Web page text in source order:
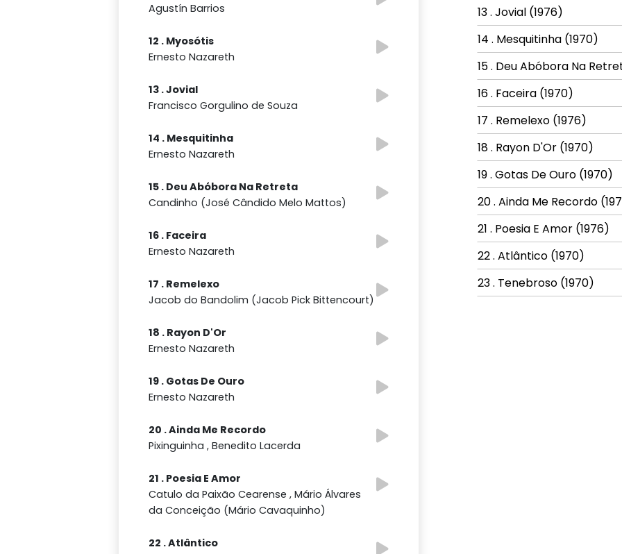
Agustín Barrios
12 . Myosótis
Ernesto Nazareth
13 . Jovial
Francisco Gorgulino de Souza
14 . Mesquitinha
Ernesto Nazareth
15 . Deu Abóbora Na Retreta
Candinho (José Cândido Melo Mattos)
16 . Faceira
Ernesto Nazareth
17 . Remelexo
Jacob do Bandolim (Jacob Pick Bittencourt)
18 . Rayon D'Or
Ernesto Nazareth
19 . Gotas De Ouro
Ernesto Nazareth
20 . Ainda Me Recordo
Pixinguinha , Benedito Lacerda
21 . Poesia E Amor
Catulo da Paixão Cearense , Mário Álvares
da Conceição (Mário Cavaquinho)
22 . Atlântico
13 . Jovial (1976)
14 . Mesquitinha (1970)
15 . Deu Abóbora Na
16 . Faceira (1970)
17 . Remelexo (1976)
18 . Rayon D'Or (1970)
19 . Gotas De Ouro (1970)
20 . Ainda Me Recordo
21 . Poesia E Amor (1976)
22 . Atlântico (1970)
23 . Tenebroso (1970)